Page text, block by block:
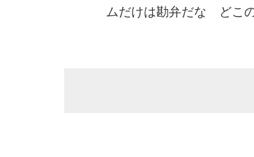
ムだけは勘弁だな どこ